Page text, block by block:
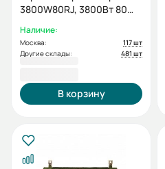
3800W80RJ, 3800Вт 80
Наличие:
Москва:
117 шт
Другие склады:
481 шт
В корзину